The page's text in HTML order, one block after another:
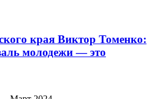
края Виктор Томенко:
молодежи — это